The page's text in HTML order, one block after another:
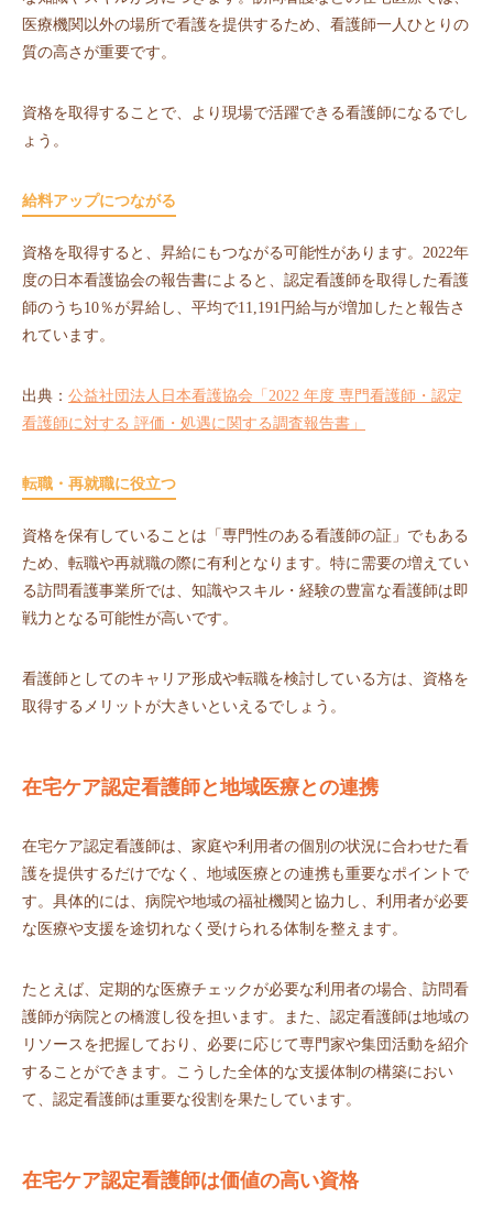
医療機関以外の場所で看護を提供するため、看護師一人ひとりの
質の高さが重要です。
資格を取得することで、より現場で活躍できる看護師になるでし
ょう。
給料アップにつながる
資格を取得すると、昇給にもつながる可能性があります。2022年
度の日本看護協会の報告書によると、認定看護師を取得した看護
師のうち10％が昇給し、平均で11,191円給与が増加したと報告さ
れています。
出典： 公益社団法人日本看護協会「2022 年度 専門看護師・認定
看護師に対する 評価・処遇に関する調査報告書」
転職・再就職に役立つ
資格を保有していることは「専門性のある看護師の証」でもある
ため、転職や再就職の際に有利となります。特に需要の増えてい
る訪問看護事業所では、知識やスキル・経験の豊富な看護師は即
戦力となる可能性が高いです。
看護師としてのキャリア形成や転職を検討している方は、資格を
取得するメリットが大きいといえるでしょう。
在宅ケア認定看護師と地域医療との連携
在宅ケア認定看護師は、家庭や利用者の個別の状況に合わせた看
護を提供するだけでなく、地域医療との連携も重要なポイントで
す。具体的には、病院や地域の福祉機関と協力し、利用者が必要
な医療や支援を途切れなく受けられる体制を整えます。
たとえば、定期的な医療チェックが必要な利用者の場合、訪問看
護師が病院との橋渡し役を担います。また、認定看護師は地域の
リソースを把握しており、必要に応じて専門家や集団活動を紹介
することができます。こうした全体的な支援体制の構築におい
て、認定看護師は重要な役割を果たしています。
在宅ケア認定看護師は価値の高い資格